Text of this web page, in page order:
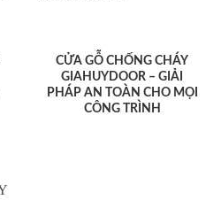
CỬA GỖ CHỐNG CHÁY
GIAHUYDOOR – GIẢI
PHÁP AN TOÀN CHO MỌI
CÔNG TRÌNH